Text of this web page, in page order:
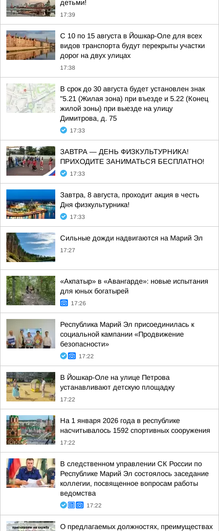
детьми!
17:39
С 10 по 15 августа в Йошкар-Оле для всех
видов транспорта будут перекрыты участки
дорог на двух улицах
17:38
В срок до 30 августа будет установлен знак
"5.21 (Жилая зона) при въезде и 5.22 (Конец
жилой зоны) при выезде на улицу
Димитрова, д. 75
17:33
ЗАВТРА — ДЕНЬ ФИЗКУЛЬТУРНИКА!
ПРИХОДИТЕ ЗАНИМАТЬСЯ БЕСПЛАТНО!
17:33
Завтра, 8 августа, проходит акция в честь
Дня физкультурника!
17:33
Сильные дожди надвигаются на Марий Эл
17:27
«Акпатыр» в «Авангарде»: новые испытания
для юных богатырей
17:26
Республика Марий Эл присоединилась к
социальной кампании «Продвижение
безопасности»
17:22
В Йошкар-Оле на улице Петрова
устанавливают детскую площадку
17:22
На 1 января 2026 года в республике
насчитывалось 1592 спортивных сооружения
17:22
В следственном управлении СК России по
Республике Марий Эл состоялось заседание
коллегии, посвященное вопросам работы
ведомства
17:22
О предлагаемых должностях, преимуществах